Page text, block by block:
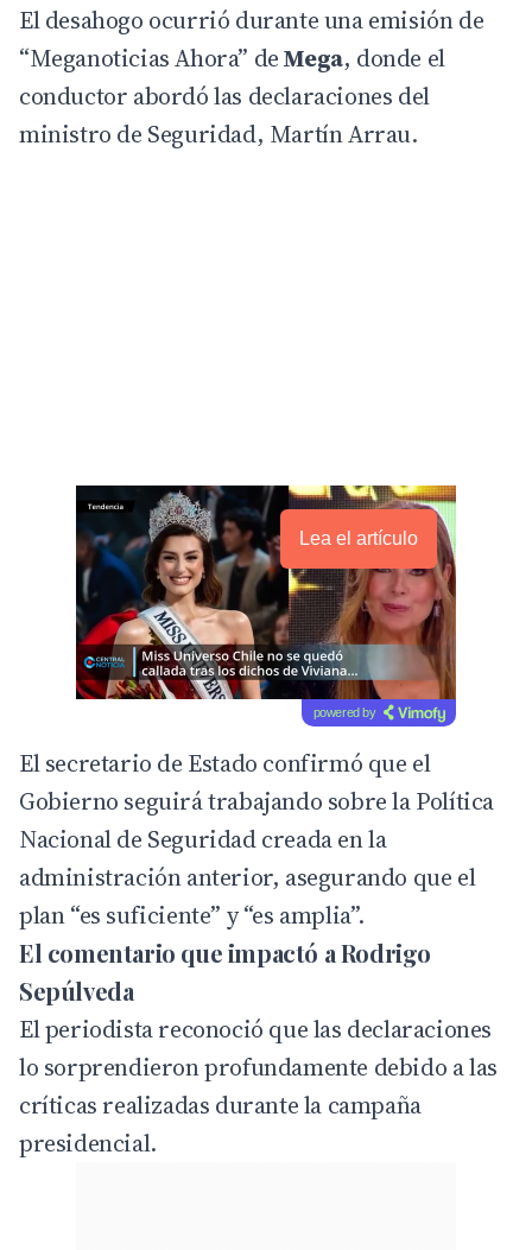
El desahogo ocurrió durante una emisión de
“Meganoticias Ahora” deMega, donde el
conductor abordó las declaraciones del
ministro de Seguridad, Martín Arrau.
Lea el artículo
powered by
El secretario de Estado confirmó que el
Gobierno seguirá trabajando sobre la Política
Nacional de Seguridad creada en la
administración anterior, asegurando que el
plan “es suficiente” y “es amplia”.
El comentario que impactó a Rodrigo
Sepúlveda
El periodista reconoció que las declaraciones
lo sorprendieron profundamente debido a las
críticas realizadas durante la campaña
presidencial.